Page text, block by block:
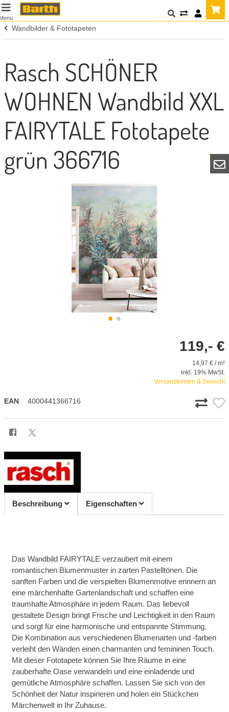
Wandbilder & Fototapeten
Rasch SCHÖNER
WOHNEN Wandbild XXL
FAIRYTALE Fototapete
grün 366716
119,- €
14,97 € / m²
inkl. 19% MwSt.
Versandkosten & Gewicht
EAN 4000441366716
Beschreibung Eigenschaften
Das Wandbild FAIRYTALE verzaubert mit einem
romantischen Blumenmuster in zarten Pastelltönen. Die
sanften Farben und die verspielten Blumenmotive erinnern an
eine märchenhafte Gartenlandschaft und schaffen eine
traumhafte Atmosphäre in jedem Raum. Das liebevoll
gestaltete Design bringt Frische und Leichtigkeit in den Raum
und sorgt für eine harmonische und entspannte Stimmung.
Die Kombination aus verschiedenen Blumenarten und -farben
verleiht den Wänden einen charmanten und femininen Touch.
Mit dieser Fototapete können Sie Ihre Räume in eine
zauberhafte Oase verwandeln und eine einladende und
gemütliche Atmosphäre schaffen. Lassen Sie sich von der
Schönheit der Natur inspirieren und holen ein Stückchen
Märchenwelt in Ihr Zuhause.